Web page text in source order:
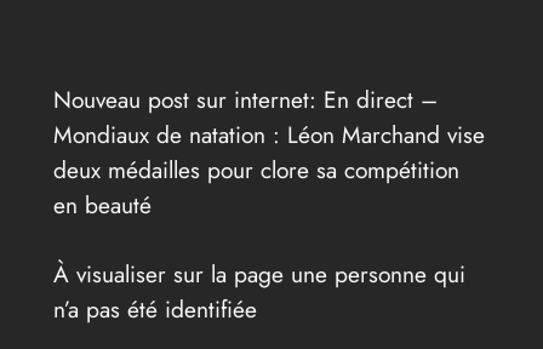
Nouveau post sur internet: En direct –
Mondiaux de natation : Léon Marchand vise
deux médailles pour clore sa compétition
en beauté
À visualiser sur la page une personne qui
n’a pas été identifiée